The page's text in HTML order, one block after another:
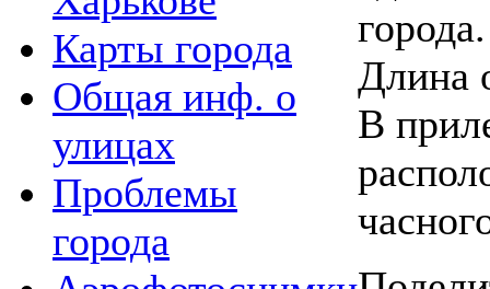
Карты города
Общая инф. о
улицах
Проблемы
города
города.
Длина
В